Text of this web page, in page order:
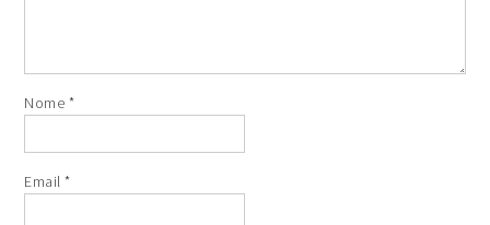
Nome *
Email*